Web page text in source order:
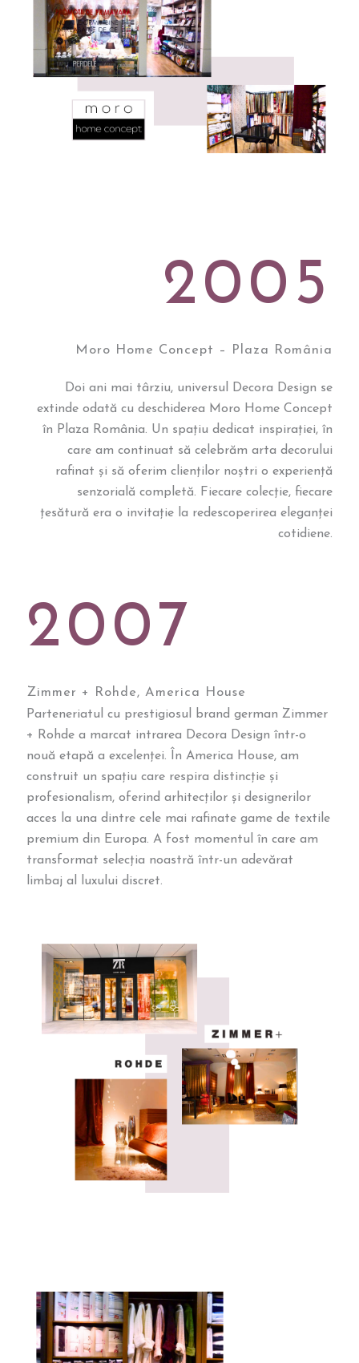
2005
Moro Home Concept – Plaza România
Doi ani mai târziu, universul Decora Design se
extinde odată cu deschiderea Moro Home Concept
în Plaza România. Un spațiu dedicat inspirației, în
care am continuat să celebrăm arta decorului
rafinat și să oferim clienților noștri o experiență
senzorială completă. Fiecare colecție, fiecare
țesătură era o invitație la redescoperirea eleganței
cotidiene.
2007
Zimmer + Rohde, America House
Parteneriatul cu prestigiosul brand german Zimmer
+ Rohde a marcat intrarea Decora Design într-o
nouă etapă a excelenței. În America House, am
construit un spațiu care respira distincție și
profesionalism, oferind arhitecților și designerilor
acces la una dintre cele mai rafinate game de textile
premium din Europa. A fost momentul în care am
transformat selecția noastră într-un adevărat
limbaj al luxului discret.